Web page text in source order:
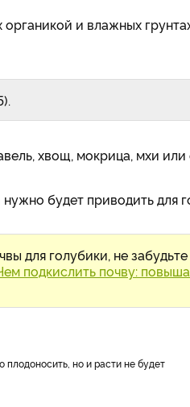
и влажных
хвощ, мокрица, мхи или
будет приводить для
для голубики, не
подкислить почву:
плодоносить, но и расти не будет